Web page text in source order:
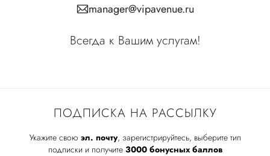
ПОДПИСКА НА РАССЫЛКУ
Укажите свою эл. почту, зарегистрируйтесь, выберите тип
подписки и получите 3000 бонусных баллов
manager@vipavenue.ru
Всегда к Вашим услугам!